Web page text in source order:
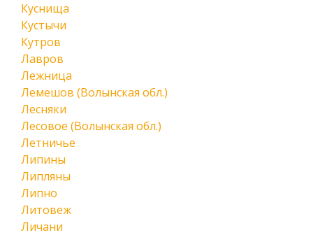
Куснища
Кустычи
Кутров
Лавров
Лежница
Лемешов (Волынская обл.)
Лесняки
Лесовое (Волынская обл.)
Летничье
Липины
Липляны
Липно
Литовеж
Личани